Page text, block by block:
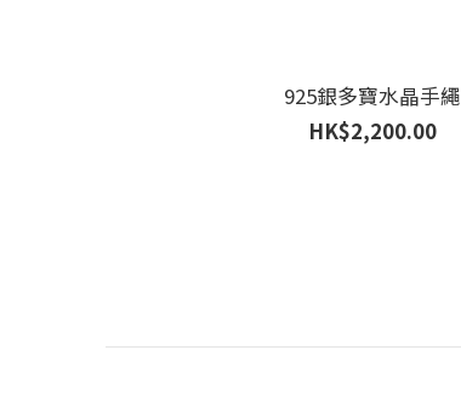
925銀多寶水晶手繩
HK$2,200.00